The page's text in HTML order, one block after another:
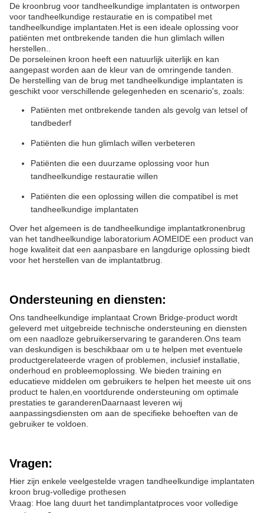
De kroonbrug voor tandheelkundige implantaten is ontworpen
voor tandheelkundige restauratie en is compatibel met
tandheelkundige implantaten.Het is een ideale oplossing voor
patiënten met ontbrekende tanden die hun glimlach willen
herstellen..
De porseleinen kroon heeft een natuurlijk uiterlijk en kan
aangepast worden aan de kleur van de omringende tanden.
De herstelling van de brug met tandheelkundige implantaten is
geschikt voor verschillende gelegenheden en scenario's, zoals:
Patiënten met ontbrekende tanden als gevolg van letsel of
tandbederf
Patiënten die hun glimlach willen verbeteren
Patiënten die een duurzame oplossing voor hun
tandheelkundige restauratie willen
Patiënten die een oplossing willen die compatibel is met
tandheelkundige implantaten
Over het algemeen is de tandheelkundige implantatkronenbrug
van het tandheelkundige laboratorium AOMEIDE een product van
hoge kwaliteit dat een aanpasbare en langdurige oplossing biedt
voor het herstellen van de implantatbrug.
Ondersteuning en diensten:
Ons tandheelkundige implantaat Crown Bridge-product wordt
geleverd met uitgebreide technische ondersteuning en diensten
om een naadloze gebruikerservaring te garanderen.Ons team
van deskundigen is beschikbaar om u te helpen met eventuele
productgerelateerde vragen of problemen, inclusief installatie,
onderhoud en probleemoplossing. We bieden training en
educatieve middelen om gebruikers te helpen het meeste uit ons
product te halen,en voortdurende ondersteuning om optimale
prestaties te garanderenDaarnaast leveren wij
aanpassingsdiensten om aan de specifieke behoeften van de
gebruiker te voldoen.
Vragen:
Hier zijn enkele veelgestelde vragen tandheelkundige implantaten
kroon brug-volledige prothesen
Vraag: Hoe lang duurt het tandimplantatproces voor volledige